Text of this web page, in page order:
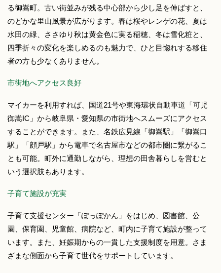
る御嵩町。古い街並みが残る中心部から少し足を伸ばすと、
のどかな里山風景が広がります。春は桜やレンゲの花、夏は
水田の緑、ささゆり秋は黄金色に実る稲穂、冬は雪化粧と、
四季折々の変化を楽しめるのも魅力で、ひと目惚れする移住
者の方も少なくありません。
市街地へアクセス良好
マイカーを利用すれば、国道21号や東海環状自動車道「可児
御嵩IC」から岐阜県・愛知県の市街地へスムーズにアクセス
することができます。また、名鉄広見線「御嵩駅」「御嵩口
駅」「顔戸駅」から電車で名古屋市などの都市圏に繋がるこ
とも可能。町外に通勤しながら、理想の田舎暮らしを営むと
いう選択肢もあります。
子育て施設が充実
子育て支援センター「ぽっぽかん」をはじめ、図書館、公
園、保育園、児童館、病院など、町内に子育て施設が整って
います。また、妊娠期からの一貫した支援制度を用意。さま
ざまな側面から子育て世代をサポートしています。